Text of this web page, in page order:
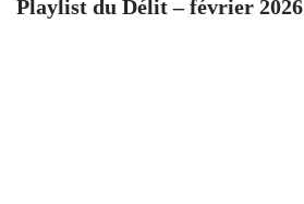
Playlist du Délit – février 2026